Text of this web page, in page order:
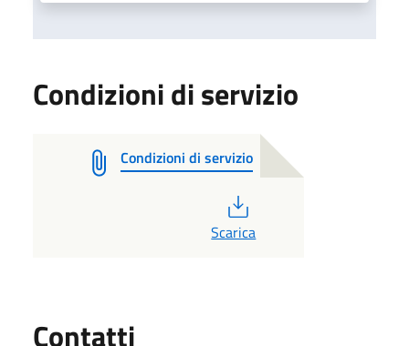
Condizioni di servizio
Condizioni di servizio
Scarica
Contatti